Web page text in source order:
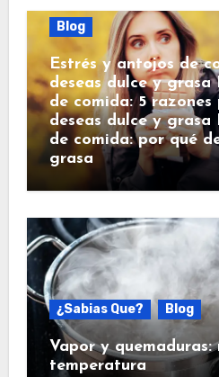
Blog
Estrés y antojos de
deseas dulce y grasa
de comida: 5 razones
deseas dulce y grasa
de comida: por qué
grasa
¿Sabias Que? Blog
Vapor y
temperatura